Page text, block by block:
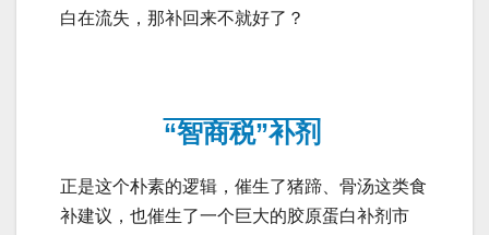
白在流失，那补回来不就好了？
“智商税”补剂
正是这个朴素的逻辑，催生了猪蹄、骨汤这类食
补建议，也催生了一个巨大的胶原蛋白补剂市